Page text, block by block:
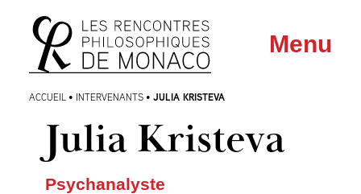
Aller
au
menu
Aller au
contenu
Menu
ACCUEIL • INTERVENANTS • JULIA KRISTEVA
Julia Kristeva
Psychanalyste